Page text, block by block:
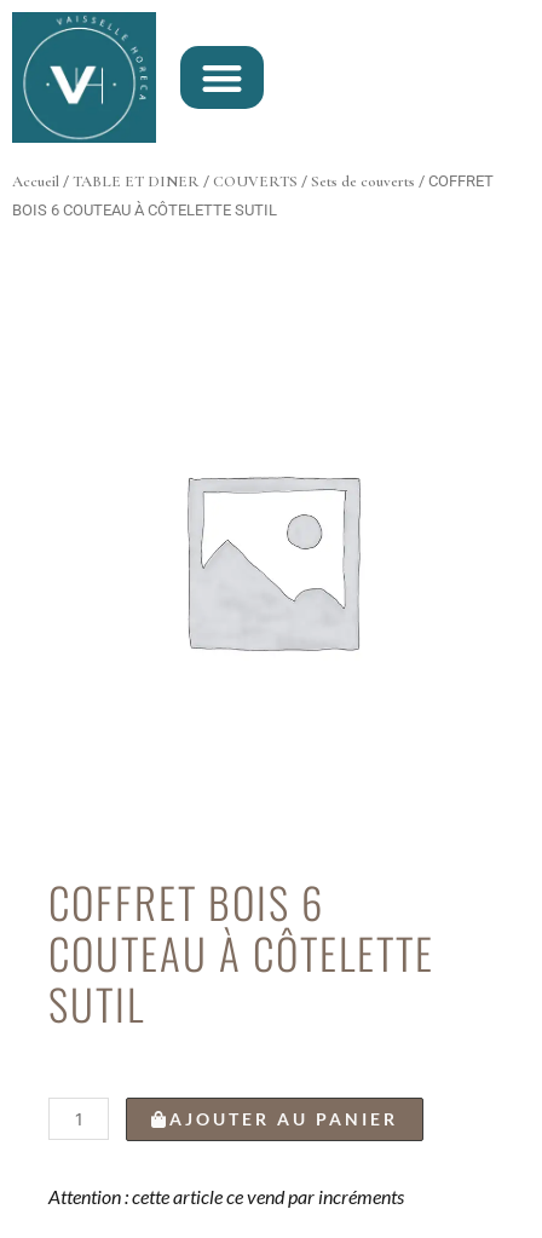
Aller
contenu
Accueil / TABLE ET DINER / COUVERTS / Sets de couverts / COFFRET
BOIS 6 COUTEAU À CÔTELETTE SUTIL
COFFRET BOIS 6
COUTEAU À CÔTELETTE
SUTIL
quantité
de
BOIS
AJOUTER AU PANIER
Attention : cette article ce vend par incréments